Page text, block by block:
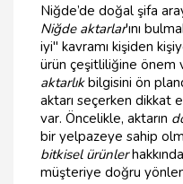
Niğde’de doğal şifa
Niğde aktarlar'ını
iyi" kavramı kişiden
ürün çeşitliliğine önem
aktarlıkbilgisini ön
aktarı seçerken dikkat
var. Öncelikle, aktarın
bir yelpazeye sahip
bitkisel ürünler
müşteriye doğru